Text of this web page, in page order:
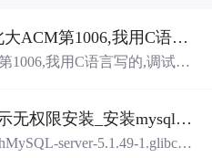
c语言 格式错误 acm,北大ACM第1006,我用C语言写的,调试时都是成功的为什么提交时出现Wrong Answer;请各位C语言
1006,我用C语言写的,调试时
交时出现Wrong Answer;请各
人生来就有三个生理周期,分
mysql服务器端按照显示无权限安装_安装mysql服务器端报错
server-5.1.49-1.glibc2